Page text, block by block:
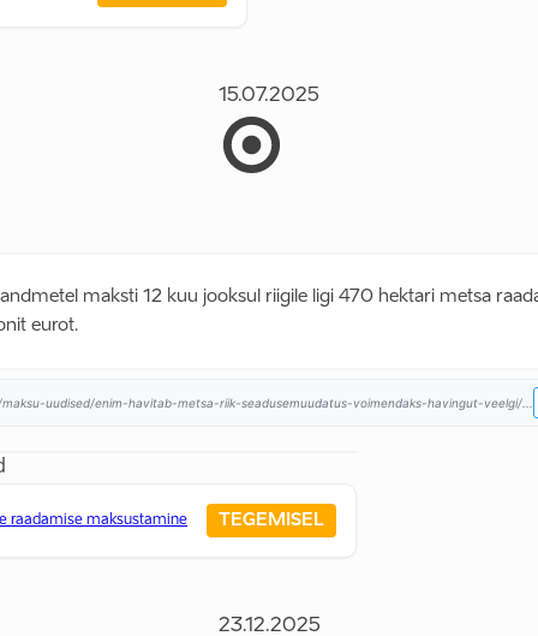
15.07.2025
maksti 12 kuu jooksul riigile ligi 470 hektari metsa
eurot.
maksu-uudised/enim-havitab-metsa-riik-seadusemuudatus-voimendaks-havingut-veelgi/...
raadamise maksustamine TEGEMISEL
23.12.2025